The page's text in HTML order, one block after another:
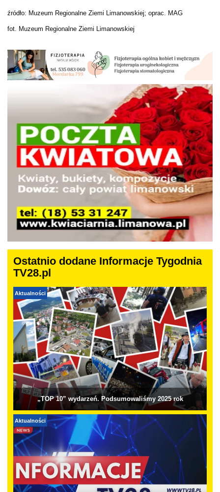
źródło: Muzeum Regionalne Ziemi Limanowskiej; oprac. MAG
fot. Muzeum Regionalne Ziemi Limanowskiej
Ostatnio dodane Informacje Tygodnia
TV28.pl
Aktualności
„TOP 10” wydarzeń. Podsumowaliśmy 2025 rok
Aktualności